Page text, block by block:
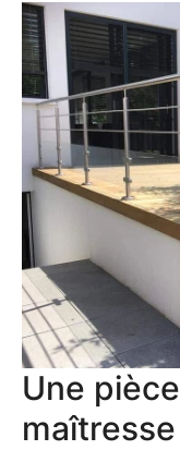
Une pièce
maîtresse